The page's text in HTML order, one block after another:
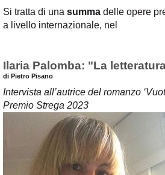
Si tratta di una summa delle opere
a livello internazionale, nel
Ilaria Palomba: "La
di Pietro Pisano
Intervista all’autrice del romanzo
Premio Strega 2023